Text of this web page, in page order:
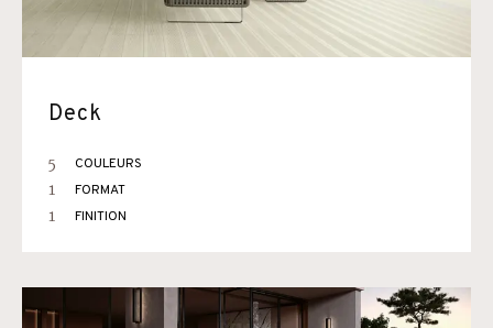
Deck
5 COULEURS
1 FORMAT
1 FINITION